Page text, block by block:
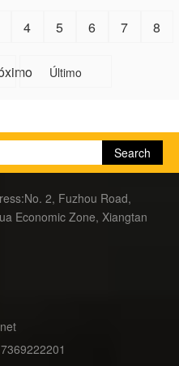
4 5 6 7 8
Último
2, Fuzhou Road,
Economic Zone, Xiangtan